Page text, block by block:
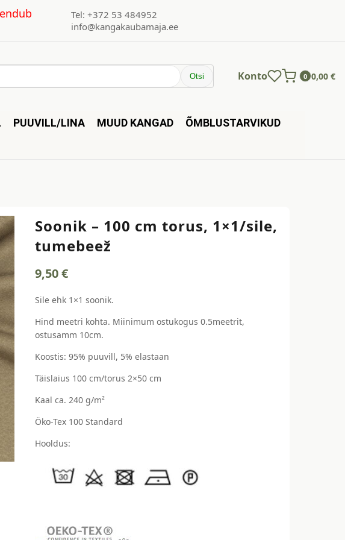
Tel: +372 53 484952
info@kangakaubamaja.ee
Otsi Konto 0 0,00 €
PUUVILL/LINA MUUD KANGAD
ÕMBLUSTARVIKUD
Soonik – 100 cm torus, 1×1/sile,
tumebeež
9,50€
Sile ehk 1×1 soonik.
Hind meetri kohta. Miinimum ostukogus 0.5meetrit,
ostusamm 10cm.
Koostis: 95% puuvill, 5% elastaan
Täislaius 100 cm/torus 2×50 cm
Kaal ca. 240 g/m²
Öko-Tex 100 Standard
Hooldus: